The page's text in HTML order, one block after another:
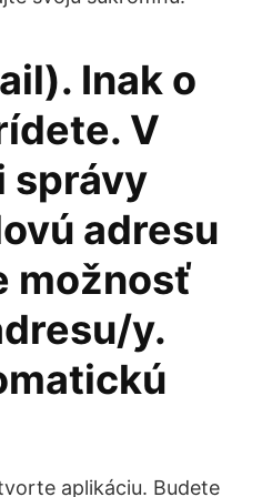
Inak o
V
správy
adresu
možnosť
y.
aplikáciu. Budete